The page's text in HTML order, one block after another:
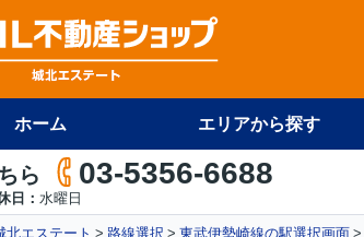
ホーム エリアから探す
ら 03-5356-6688
日： 水曜日
北エステート 路線選択 東武伊勢崎線の駅選択画面